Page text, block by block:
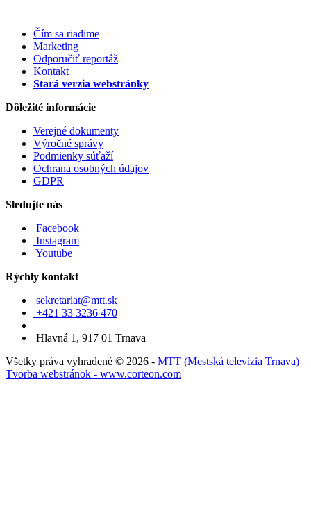
Čím sa riadime
Marketing
Odporučiť reportáž
Kontakt
Stará verzia webstránky
Dôležité informácie
Verejné dokumenty
Výročné správy
Podmienky súťaží
Ochrana osobných údajov
GDPR
Sledujte nás
Facebook
Instagram
Youtube
Rýchly kontakt
sekretariat@mtt.sk
+421 33 3236 470
Hlavná 1, 917 01 Trnava
Všetky práva vyhradené © 2026 - MTT (Mestská televízia Trnava)
Tvorba webstránok - www.corteon.com